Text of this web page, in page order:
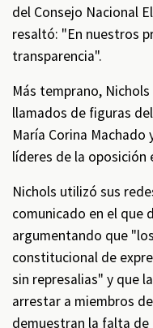
del Consejo Nacional
resaltó: "En nuestros
transparencia".
Más temprano,
llamados de figuras
María Corina
líderes de la oposición
Nichols utilizó sus
comunicado en el que
argumentando que
constitucional de
sin represalias" y que
arrestar a miembros
demuestran la falta de